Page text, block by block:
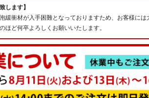
します】
緩衝材が入手困難となっておりますため、お客様には
ほど何卒よろしくお願いいたします。